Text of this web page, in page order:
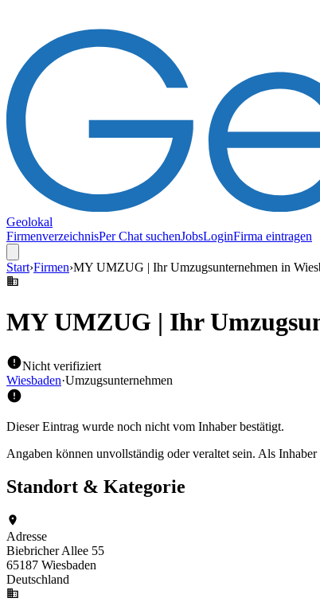
Geolokal
FirmenverzeichnisPer Chat suchenJobsLoginFirma eintragen
Start›Firmen›MY UMZUG | Ihr Umzugsunternehmen in
MY UMZUG | Ihr
Nicht verifiziert
Wiesbaden·Umzugsunternehmen
Dieser Eintrag wurde noch nicht vom Inhaber bestätigt.
Angaben können unvollständig oder veraltet sein. Als
Standort & Kategorie
Adresse
Biebricher Allee 55
65187 Wiesbaden
Deutschland